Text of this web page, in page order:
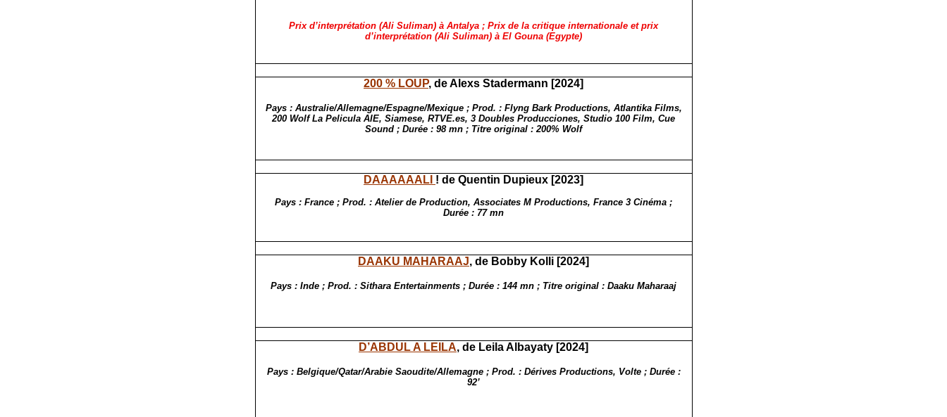
Prix d’interprétation (Ali Suliman) à Antalya ; Prix de la critique internationale et prix
d’interprétation (Ali Suliman) à El Gouna (Egypte)
200 % LOUP, de Alexs Stadermann [2024]
Pays : Australie/Allemagne/Espagne/Mexique ; Prod. : Flyng Bark Productions, Atlantika Films,
200 Wolf La Pelicula AIE, Siamese, RTVE.es, 3 Doubles Producciones, Studio 100 Film, Cue
Sound ; Durée : 98 mn ; Titre original : 200% Wolf
DAAAAAALI ! de Quentin Dupieux [2023]
Pays : France ; Prod. : Atelier de Production, Associates M Productions, France 3 Cinéma ;
Durée : 77 mn
DAAKU MAHARAAJ, de Bobby Kolli [2024]
Pays : Inde ; Prod. : Sithara Entertainments ; Durée : 144 mn ; Titre original : Daaku Maharaaj
D’ABDUL A LEILA, de Leila Albayaty [2024]
Pays : Belgique/Qatar/Arabie Saoudite/Allemagne ; Prod. : Dérives Productions, Volte ; Durée :
92’